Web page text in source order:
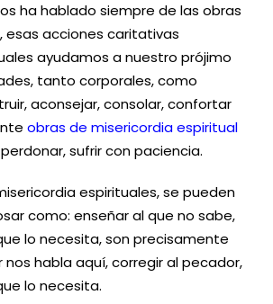
ha hablado siempre de las obras
esas acciones caritativas
ayudamos a nuestro prójimo
tanto corporales, como
aconsejar, consolar, confortar
obras de misericordia espiritual
sufrir con paciencia.
espirituales, se pueden
como: enseñar al que no sabe,
lo necesita, son precisamente
nos habla aquí, corregir al pecador,
lo necesita.